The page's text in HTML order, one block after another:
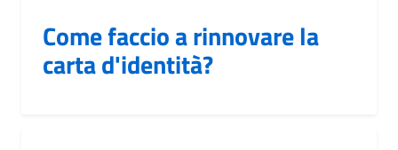
Come faccio a rinnovare la
carta d'identità?